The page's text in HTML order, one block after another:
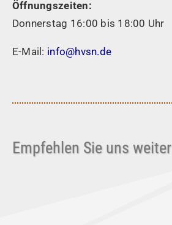
Öffnungszeiten:
Donnerstag 16:00 bis 18:00 Uhr
E-Mail: info@hvsn.de
Empfehlen Sie uns weiter